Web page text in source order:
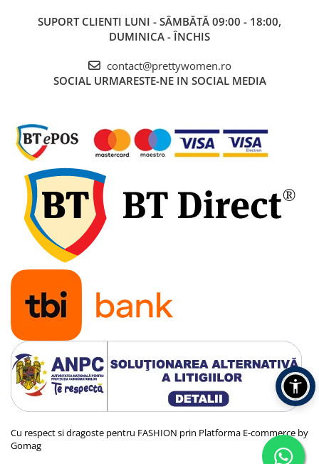
SUPORT CLIENTI LUNI - SÂMBĂTĂ 09:00 - 18:00,
DUMINICA - ÎNCHIS
contact@prettywomen.ro
SOCIAL URMARESTE-NE IN SOCIAL MEDIA
Cu respect si dragoste pentru FASHION prin Platforma E-commerce by
Gomag